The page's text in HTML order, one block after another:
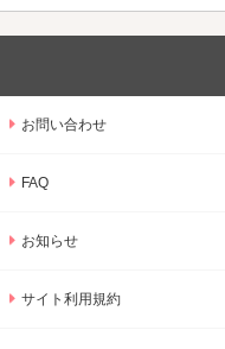
お問い合わせ
FAQ
お知らせ
サイト利用規約